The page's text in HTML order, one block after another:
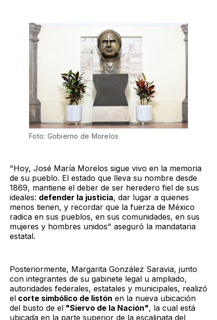
Foto: Gobierno de Morelos
"Hoy, José María Morelos sigue vivo en la memoria
de su pueblo. El estado que lleva su nombre desde
1869, mantiene el deber de ser heredero fiel de sus
ideales: defender la justicia, dar lugar a quienes
menos tienen, y recordar que la fuerza de México
radica en sus pueblos, en sus comunidades, en sus
mujeres y hombres unidos" aseguró la mandataria
estatal.
Posteriormente, Margarita González Saravia, junto
con integrantes de su gabinete legal u ampliado,
autoridades federales, estatales y municipales, realizó
el corte simbólico de listón en la nueva ubicación
del busto de el "Siervo de la Nación", la cual está
ubicada en la parte superior de la escalinata del